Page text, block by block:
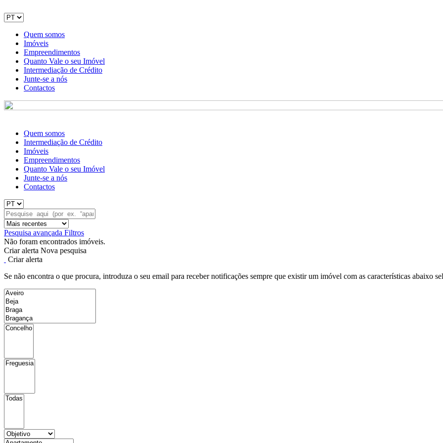
Quem somos
Imóveis
Empreendimentos
Quanto Vale o seu Imóvel
Intermediação de Crédito
Junte-se a nós
Contactos
Quem somos
Intermediação de Crédito
Imóveis
Empreendimentos
Quanto Vale o seu Imóvel
Junte-se a nós
Contactos
Pesquisa avançada Filtros
Não foram encontrados imóveis.
Criar alerta Nova pesquisa
Criar alerta
Se não encontra o que procura, introduza o seu email para receber notificações sempre que existir um imóvel com as características abaixo